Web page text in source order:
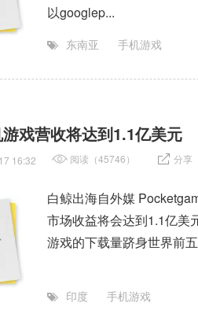
以googlep...
东南亚 手机游戏
戏营收将达到1.1亿美元
16:32 阅读（45746） 分享
白鲸出海自外媒
市场收益将会达到1.1亿美
印度 手机游戏